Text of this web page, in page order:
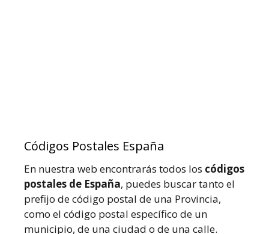
Códigos Postales España
En nuestra web encontrarás todos los códigos
postales de España, puedes buscar tanto el
prefijo de código postal de una Provincia,
como el código postal específico de un
municipio, de una ciudad o de una calle.